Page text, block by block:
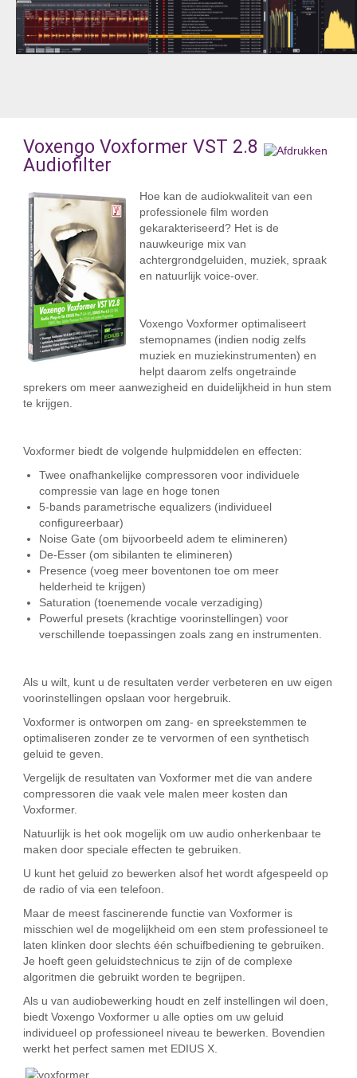
Voxengo Voxformer VST 2.8
Audiofilter
Hoe kan de audiokwaliteit van een
professionele film worden
gekarakteriseerd? Het is de
nauwkeurige mix van
achtergrondgeluiden, muziek, spraak
en natuurlijk voice-over.
Voxengo Voxformer optimaliseert
stemopnames (indien nodig zelfs
muziek en muziekinstrumenten) en
helpt daarom zelfs ongetrainde
sprekers om meer aanwezigheid en duidelijkheid in hun stem
te krijgen.
Voxformer biedt de volgende hulpmiddelen en effecten:
Twee onafhankelijke compressoren voor individuele
compressie van lage en hoge tonen
5-bands parametrische equalizers (individueel
configureerbaar)
Noise Gate (om bijvoorbeeld adem te elimineren)
De-Esser (om sibilanten te elimineren)
Presence (voeg meer boventonen toe om meer
helderheid te krijgen)
Saturation (toenemende vocale verzadiging)
Powerful presets (krachtige voorinstellingen) voor
verschillende toepassingen zoals zang en instrumenten.
Als u wilt, kunt u de resultaten verder verbeteren en uw eigen
voorinstellingen opslaan voor hergebruik.
Voxformer is ontworpen om zang- en spreekstemmen te
optimaliseren zonder ze te vervormen of een synthetisch
geluid te geven.
Vergelijk de resultaten van Voxformer met die van andere
compressoren die vaak vele malen meer kosten dan
Voxformer.
Natuurlijk is het ook mogelijk om uw audio onherkenbaar te
maken door speciale effecten te gebruiken.
U kunt het geluid zo bewerken alsof het wordt afgespeeld op
de radio of via een telefoon.
Maar de meest fascinerende functie van Voxformer is
misschien wel de mogelijkheid om een ​​stem professioneel te
laten klinken door slechts één schuifbediening te gebruiken.
Je hoeft geen geluidstechnicus te zijn of de complexe
algoritmen die gebruikt worden te begrijpen.
Als u van audiobewerking houdt en zelf instellingen wil doen,
biedt Voxengo Voxformer u alle opties om uw geluid
individueel op professioneel niveau te bewerken. Bovendien
werkt het perfect samen met EDIUS X.